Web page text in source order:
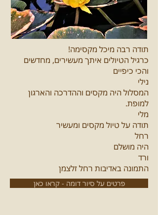
תודה רבה מיכל מקסימה!
כרגיל הטיולים איתך מעשירים, מחדשים
והכי כיפיים
נילי
המסלול היה מקסים וההדרכה והארגון
למופת.
מלי
תודה על טיול מקסים ומעשיר
רחל
היה מושלם
ורד
התמונה באדיבות רחל זלצמן
פרטים על סיור דומה - קראו כאן